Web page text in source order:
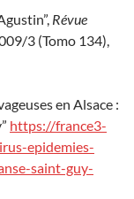
Révue
3 (Tomo 134),
en Alsace :
https://france3-
epidemies-
saint-guy-